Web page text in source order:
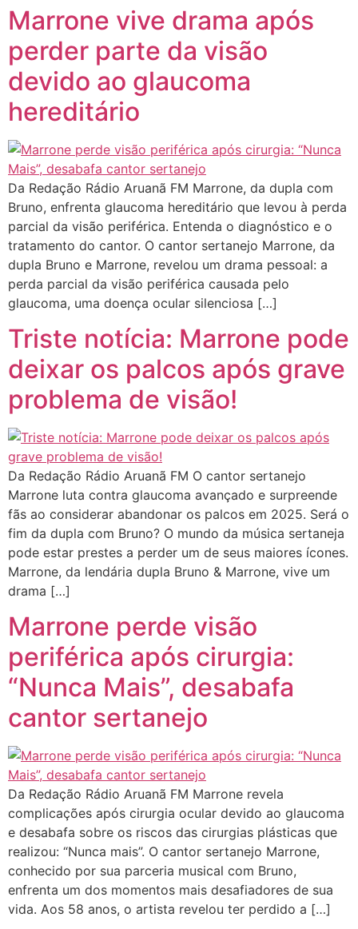
Marrone vive drama após
perder parte da visão
devido ao glaucoma
hereditário
Da Redação Rádio Aruanã FM Marrone, da dupla com
Bruno, enfrenta glaucoma hereditário que levou à perda
parcial da visão periférica. Entenda o diagnóstico e o
tratamento do cantor. O cantor sertanejo Marrone, da
dupla Bruno e Marrone, revelou um drama pessoal: a
perda parcial da visão periférica causada pelo
glaucoma, uma doença ocular silenciosa […]
Triste notícia: Marrone pode
deixar os palcos após grave
problema de visão!
Da Redação Rádio Aruanã FM O cantor sertanejo
Marrone luta contra glaucoma avançado e surpreende
fãs ao considerar abandonar os palcos em 2025. Será o
fim da dupla com Bruno? O mundo da música sertaneja
pode estar prestes a perder um de seus maiores ícones.
Marrone, da lendária dupla Bruno & Marrone, vive um
drama […]
Marrone perde visão
periférica após cirurgia:
“Nunca Mais”, desabafa
cantor sertanejo
Da Redação Rádio Aruanã FM Marrone revela
complicações após cirurgia ocular devido ao glaucoma
e desabafa sobre os riscos das cirurgias plásticas que
realizou: “Nunca mais”. O cantor sertanejo Marrone,
conhecido por sua parceria musical com Bruno,
enfrenta um dos momentos mais desafiadores de sua
vida. Aos 58 anos, o artista revelou ter perdido a […]